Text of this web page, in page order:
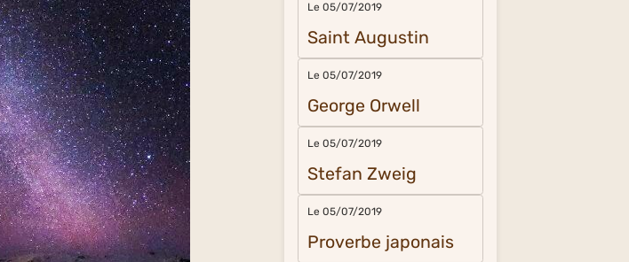
Le 05/07/2019
Saint Augustin
Le 05/07/2019
George Orwell
Le 05/07/2019
Stefan Zweig
Le 05/07/2019
Proverbe japonais